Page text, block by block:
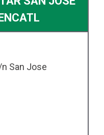
San Jose